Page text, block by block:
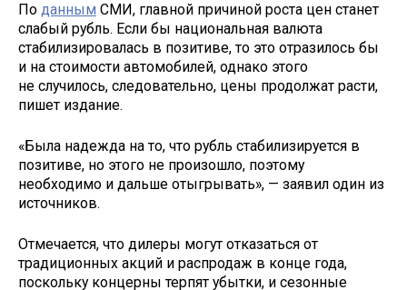
По данным СМИ, главной причиной роста цен станет
слабый рубль. Если бы национальная валюта
стабилизировалась в позитиве, то это отразилось бы
и на стоимости автомобилей, однако этого
не случилось, следовательно, цены продолжат расти,
пишет издание.
«Была надежда на то, что рубль стабилизируется в
позитиве, но этого не произошло, поэтому
необходимо и дальше отыгрывать», — заявил один из
источников.
Отмечается, что дилеры могут отказаться от
традиционных акций и распродаж в конце года,
поскольку концерны терпят убытки, и сезонные